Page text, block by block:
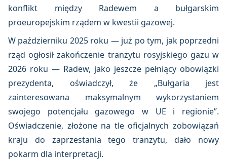
konflikt między Radewem a bułgarskim
proeuropejskim rządem w kwestii gazowej.
W październiku 2025 roku — już po tym, jak poprzedni
rząd ogłosił zakończenie tranzytu rosyjskiego gazu w
2026 roku — Radew, jako jeszcze pełniący obowiązki
prezydenta, oświadczył, że „Bułgaria jest
zainteresowana maksymalnym wykorzystaniem
swojego potencjału gazowego w UE i regionie”.
Oświadczenie, złożone na tle oficjalnych zobowiązań
kraju do zaprzestania tego tranzytu, dało nowy
pokarm dla interpretacji.